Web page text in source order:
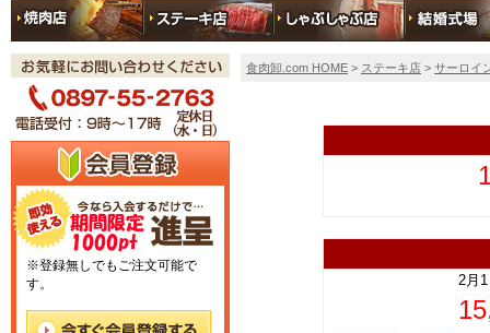
※登録無しでもご注文可能で
す。
食肉卸.com HOME > ステーキ店 > サーロイ
2月